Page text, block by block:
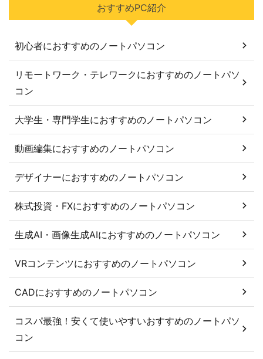
おすすめPC紹介
初心者におすすめのノートパソコン
リモートワーク・テレワークにおすすめのノートパソ
コン
大学生・専門学生におすすめのノートパソコン
動画編集におすすめのノートパソコン
デザイナーにおすすめのノートパソコン
株式投資・FXにおすすめのノートパソコン
生成AI・画像生成AIにおすすめのノートパソコン
VRコンテンツにおすすめのノートパソコン
CADにおすすめのノートパソコン
コスパ最強！安くて使いやすいおすすめのノートパソ
コン